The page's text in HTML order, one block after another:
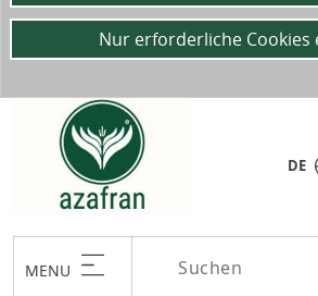
DE
MENU
Nur erforderliche Cookies